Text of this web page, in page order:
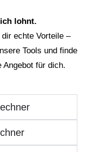
lohnt.
echte Vorteile –
Tools und finde
Angebot für dich.